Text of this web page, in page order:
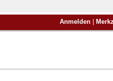
Möchten Sie
verkaufen?
Anmelden